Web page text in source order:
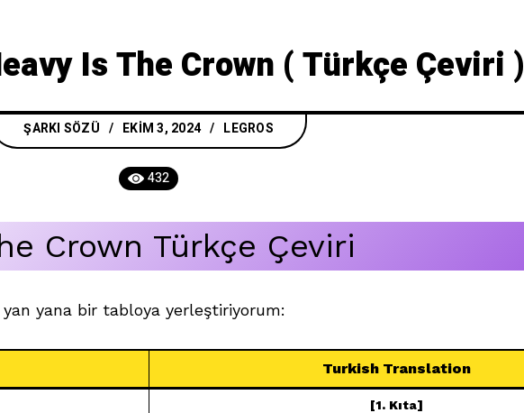
Is The Crown ( Türkçe Çeviri )
ŞARKI SÖZÜ EKIM 3, 2024 LEGROS
432
Crown Türkçe Çeviri
yana bir tabloya yerleştiriyorum:
Turkish Translation
[1. Kıta]